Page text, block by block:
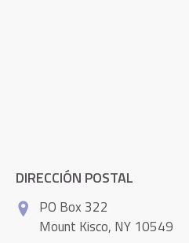
DIRECCIÓN POSTAL
PO Box 322
Mount Kisco, NY 10549